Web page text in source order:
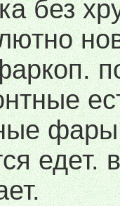
без
едет.